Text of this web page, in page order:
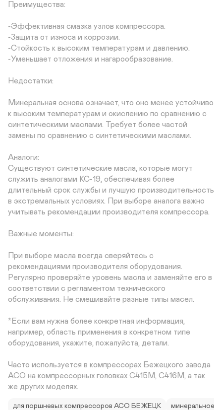
Преимущества:
-Эффективная смазка узлов компрессора.
-Защита от износа и коррозии.
-Стойкость к высоким температурам и давлению.
-Уменьшает отложения и нагарообразование.
Недостатки:
Минеральная основа означает, что оно менее устойчиво
к высоким температурам и окислению по сравнению с
синтетическими маслами. Требует более частой
замены по сравнению с синтетическими маслами.
Аналоги:
Существуют синтетические масла, которые могут
служить аналогами КС-19, обеспечивая более
длительный срок службы и лучшую производительность
в экстремальных условиях. При выборе аналога важно
учитывать рекомендации производителя компрессора.
Важные моменты:
При выборе масла всегда сверяйтесь с
рекомендациями производителя оборудования.
Регулярно проверяйте уровень масла и заменяйте его в
соответствии с регламентом технического
обслуживания. Не смешивайте разные типы масел.
*Если вам нужна более конкретная информация,
например, область применения в конкретном типе
оборудования, укажите, пожалуйста, детали.
Часто используется в компрессорах Бежецкого завода
АСО на компрессорных головках С415М, C416М, а так
же других моделях.
для поршневых компрессоров АСО БЕЖЕЦК минеральное